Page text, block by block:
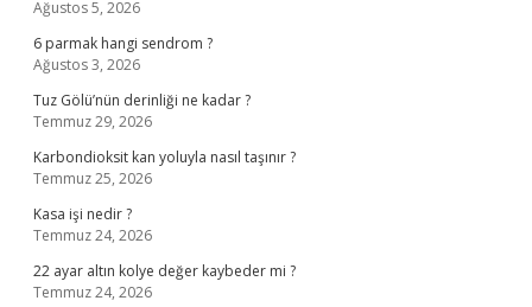
Ağustos 5, 2026
6 parmak hangi sendrom ?
Ağustos 3, 2026
Tuz Gölü’nün derinliği ne kadar ?
Temmuz 29, 2026
Karbondioksit kan yoluyla nasıl taşınır ?
Temmuz 25, 2026
Kasa işi nedir ?
Temmuz 24, 2026
22 ayar altın kolye değer kaybeder mi ?
Temmuz 24, 2026